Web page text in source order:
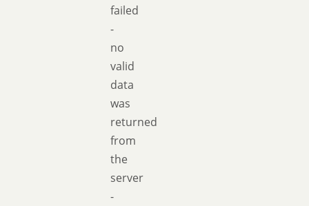
failed
-
no
valid
data
was
returned
from
the
server
-